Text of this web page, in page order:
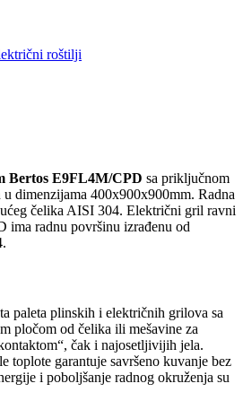
roštilji
Bertos E9FL4M/CPD sa priključnom
dimenzijama 400x900x900mm. Radna
čelika AISI 304. Električni gril ravni
ima radnu površinu izrađenu od
paleta plinskih i električnih grilova sa
pločom od čelika ili mešavine za
čak i najosetljivijih jela.
toplote garantuje savršeno kuvanje bez
i poboljšanje radnog okruženja su